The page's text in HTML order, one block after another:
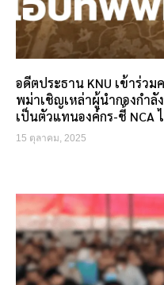
อดีตประธาน KNU เข้าร่ว
พม่าเชิญเหล่าผู้นำกองกำลั
เป็นตัวแทนองค์กร-ชี้ NCA
15 ตุลาคม, 2025